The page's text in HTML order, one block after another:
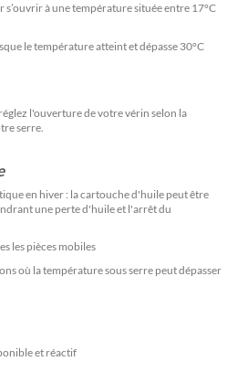
à une température située entre 17°C
le température atteint et dépasse 30°C
l'ouverture de votre vérin selon la
serre.
en hiver : la cartouche d'huile peut être
une perte d'huile et l'arrêt du
les pièces mobiles
où la température sous serre peut dépasser
et réactif